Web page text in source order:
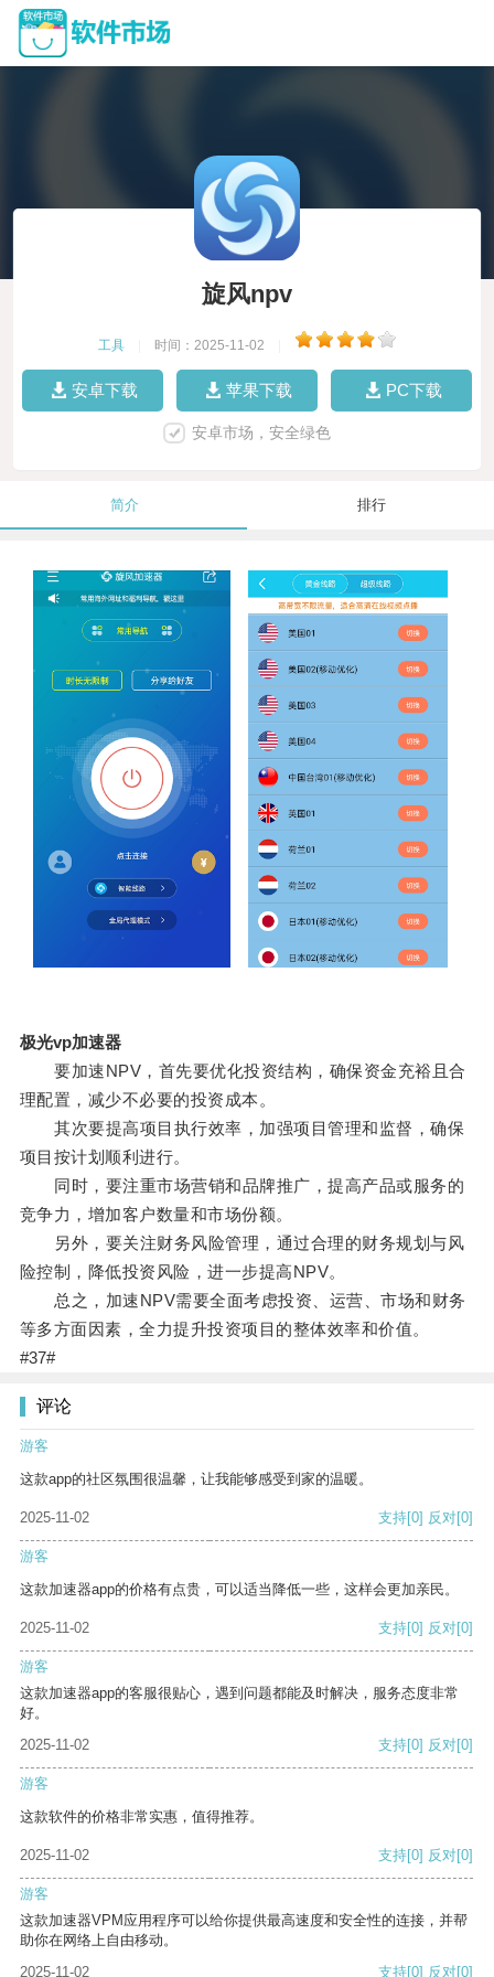
旋风npv
工具 时间：2025-11-02
安卓下载 苹果下载 PC下载
安卓市场，安全绿色
简介 排行
极光vp加速器
要加速NPV，首先要优化投资结构，确保资金充裕且合
理配置，减少不必要的投资成本。
其次要提高项目执行效率，加强项目管理和监督，确保
项目按计划顺利进行。
同时，要注重市场营销和品牌推广，提高产品或服务的
竞争力，增加客户数量和市场份额。
另外，要关注财务风险管理，通过合理的财务规划与风
险控制，降低投资风险，进一步提高NPV。
总之，加速NPV需要全面考虑投资、运营、市场和财务
等多方面因素，全力提升投资项目的整体效率和价值。
#37#
评论
游客
这款app的社区氛围很温馨，让我能够感受到家的温暖。
2025-11-02 支持[0] 反对[0]
游客
这款加速器app的价格有点贵，可以适当降低一些，这样会更加亲民。
2025-11-02 支持[0] 反对[0]
游客
这款加速器app的客服很贴心，遇到问题都能及时解决，服务态度非常
好。
2025-11-02
支持[0] 反对[0]
游客
这款软件的价格非常实惠，值得推荐。
2025-11-02 支持[0] 反对[0]
游客
这款加速器VPM应用程序可以给你提供最高速度和安全性的连接，并帮
助你在网络上自由移动。
2025-11-02
支持[0] 反对[0]